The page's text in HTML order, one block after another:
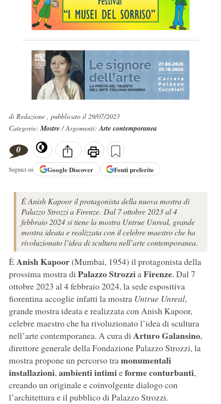
di Redazione , pubblicato il 29/07/2023
Categorie:Mostre/ Argomenti:Arte contemporanea
0
Seguici su GoogleDiscover Fonti preferite
È Anish Kapoor il protagonista della nuova mostra di
Palazzo Strozzi a Firenze. Dal 7 ottobre 2023 al 4
febbraio 2024 si tiene la mostra Untrue Unreal, grande
mostra ideata e realizzata con il celebre maestro che ha
rivoluzionato l’idea di scultura nell’arte contemporanea.
ÈAnish Kapoor(Mumbai, 1954) il protagonista della
prossima mostra di Palazzo StrozziaFirenze. Dal 7
ottobre 2023 al 4 febbraio 2024, la sede espositiva
fiorentina accoglie infatti la mostra Untrue Unreal,
grande mostra ideata e realizzata con Anish Kapoor,
celebre maestro che ha rivoluzionato l’idea di scultura
nell’arte contemporanea. A cura di Arturo Galansino,
direttore generale della Fondazione Palazzo Strozzi, la
mostra propone un percorso tramonumentali
installazioni,ambienti intimieforme conturbanti,
creando un originale e coinvolgente dialogo con
l’architettura e il pubblico di Palazzo Strozzi.